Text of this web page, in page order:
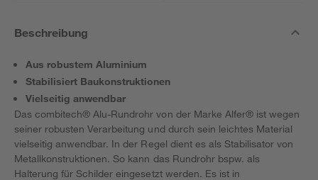
Beschreibung
Aus robustem Aluminium
Stabilisiert Baukonstruktionen
Vielseitig anwendbar
Das combitech® Alu-Rundrohr von der Marke Alfer® ist wegen
seiner robusten Verarbeitung und durch sein leichtes Material
vielseitig anwendbar. In der Regel dient es als Stabilisator von
Metallkonstruktionen. So kann das Rundrohr bspw. als
Halterung für Schilder eingesetzt werden. Es ist in